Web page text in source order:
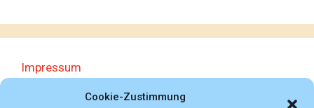
Cookie-Zustimmung
Impressum
Datenschutzerklärung